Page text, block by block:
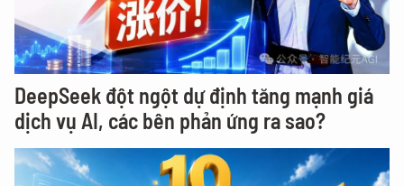
DeepSeek đột ngột dự định tăng mạnh giá
dịch vụ AI, các bên phản ứng ra sao?